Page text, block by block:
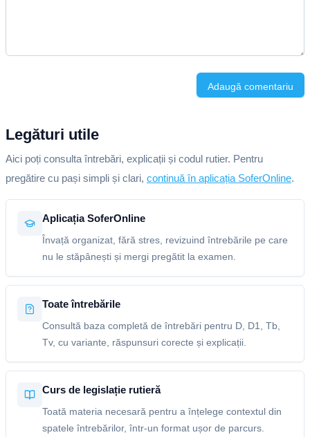
Adaugă comentariu
Legături utile
Aici poți consulta întrebări, explicații și codul rutier. Pentru
pregătire cu pași simpli și clari, continuă în aplicația SoferOnline.
Aplicația SoferOnline
Învață organizat, fără stres, revizuind întrebările pe care
nu le stăpânești și mergi pregătit la examen.
Toate întrebările
Consultă baza completă de întrebări pentru D, D1, Tb,
Tv, cu variante, răspunsuri corecte și explicații.
Curs de legislație rutieră
Toată materia necesară pentru a înțelege contextul din
spatele întrebărilor, într-un format ușor de parcurs.